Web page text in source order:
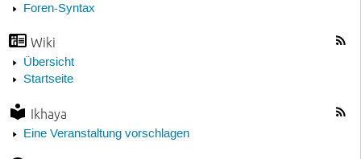
Foren-Syntax
Wiki
Übersicht
Startseite
Ikhaya
Eine Veranstaltung vorschlagen